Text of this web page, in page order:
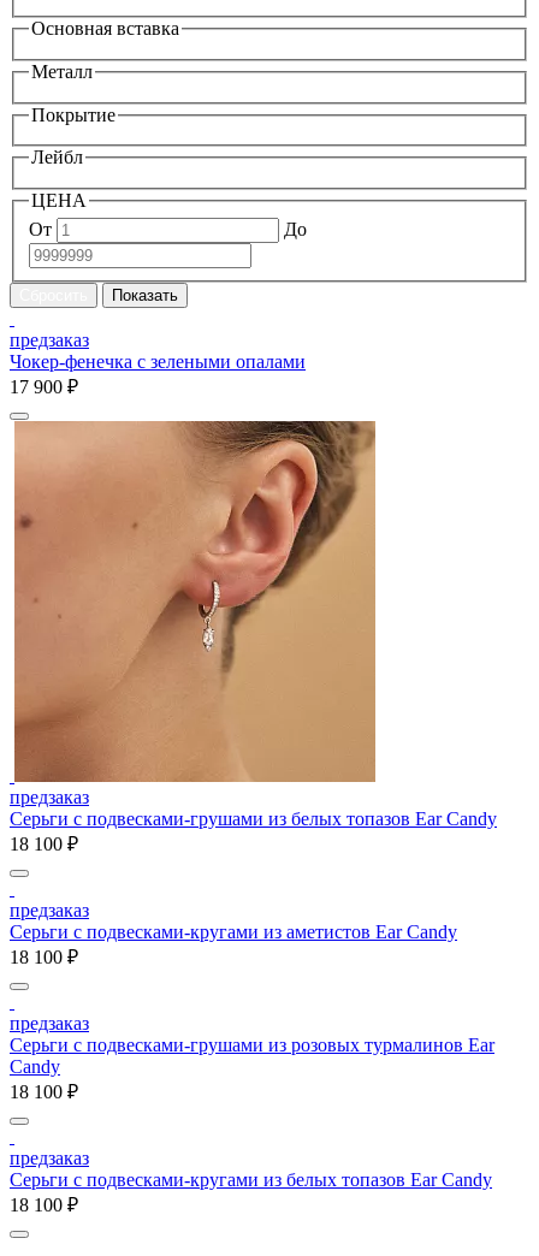
Основная вставка
Металл
Покрытие
Лейбл
ЦЕНА
От
До
предзаказ
Чокер-фенечка с зелеными опалами
17 900 ₽
предзаказ
Серьги с подвесками-грушами из белых топазов Ear Candy
18 100 ₽
предзаказ
Серьги с подвесками-кругами из аметистов Ear Candy
18 100 ₽
предзаказ
Серьги с подвесками-грушами из розовых турмалинов Ear
Candy
18 100 ₽
предзаказ
Серьги с подвесками-кругами из белых топазов Ear Candy
18 100 ₽